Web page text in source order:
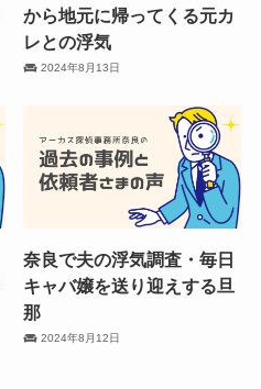
から地元に帰ってくる元カ
レとの浮気
2024年8月13日
奈良で夫の浮気調査・毎日
キャバ嬢を送り迎えする旦
那
2024年8月12日